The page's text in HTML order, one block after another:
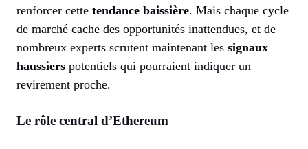
renforcer cette tendance baissière. Mais chaque cycle
de marché cache des opportunités inattendues, et de
nombreux experts scrutent maintenant les signaux
haussiers potentiels qui pourraient indiquer un
revirement proche.
Le rôle central d’Ethereum